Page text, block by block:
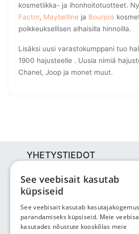
kosmetiikka- ja ihonhoitotuotteet.
Factor, Maybelline ja Bourjois
poikkeuksellisen alhaisilla hinnoilla.
Lisäksi uusi varastokumppani tuo
1900 hajusteelle . Uusia nimiä
Chanel, Joop ja monet muut.
YHETYSTIEDOT
Vabaõhukooli tee 4, Tallinn,
Reg nr: 14690362
ALV: EE102147285
Puhelin: +3725143691
info@bjuti.ee
See veebisait kasutab
küpsiseid
See veebisait kasutab
parandamiseks küpsiseid. Meie
kasutades nõustute kooskõlas meie